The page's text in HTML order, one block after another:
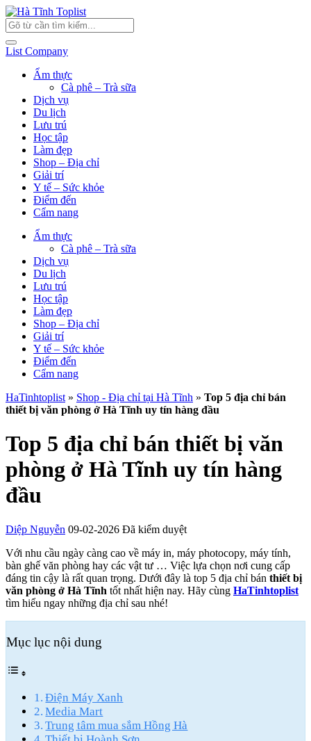
List Company
Ẩm thực
Cà phê – Trà sữa
Dịch vụ
Du lịch
Lưu trú
Học tập
Làm đẹp
Shop – Địa chỉ
Giải trí
Y tế – Sức khỏe
Điểm đến
Cẩm nang
Ẩm thực
Cà phê – Trà sữa
Dịch vụ
Du lịch
Lưu trú
Học tập
Làm đẹp
Shop – Địa chỉ
Giải trí
Y tế – Sức khỏe
Điểm đến
Cẩm nang
HaTinhtoplist » Shop - Địa chỉ tại Hà Tĩnh » Top 5 địa chỉ bán
thiết bị văn phòng ở Hà Tĩnh uy tín hàng đầu
Top 5 địa chỉ bán thiết bị văn
phòng ở Hà Tĩnh uy tín hàng
đầu
Diệp Nguyễn 09-02-2026 Đã kiểm duyệt
Với nhu cầu ngày càng cao về máy in, máy photocopy, máy tính,
bàn ghế văn phòng hay các vật tư … Việc lựa chọn nơi cung cấp
đáng tin cậy là rất quan trọng. Dưới đây là top 5 địa chỉ bán thiết bị
văn phòng ở Hà Tĩnh tốt nhất hiện nay. Hãy cùng HaTinhtoplist
tìm hiểu ngay những địa chỉ sau nhé!
Mục lục nội dung
Điện Máy Xanh
Media Mart
Trung tâm mua sắm Hồng Hà